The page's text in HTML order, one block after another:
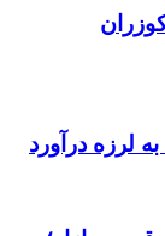
کوزران
لرزه درآورد